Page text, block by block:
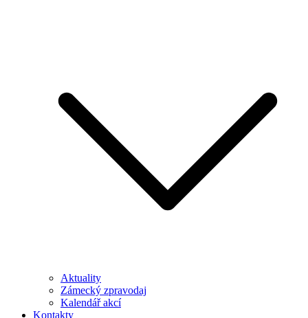
Aktuality
Zámecký zpravodaj
Kalendář akcí
Kontakty